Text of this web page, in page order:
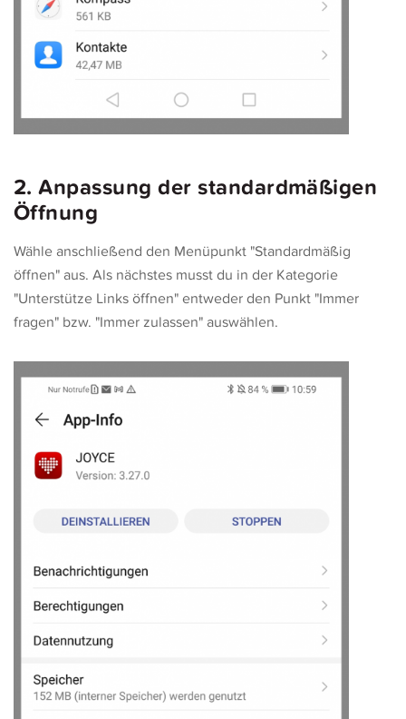
2. Anpassung der standardmäßigen
Öffnung
Wähle anschließend den Menüpunkt "Standardmäßig
öffnen" aus. Als nächstes musst du in der Kategorie
"Unterstütze Links öffnen" entweder den Punkt "Immer
fragen" bzw. "Immer zulassen" auswählen.